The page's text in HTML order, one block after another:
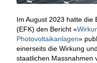
Im August 2023 hatte die
(EFK) den Bericht «
Photovoltaikanlagen»
einerseits die Wirkung
staatlichen Massnahmen